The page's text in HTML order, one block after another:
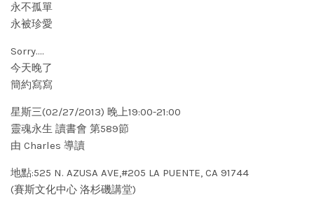
永不孤單
永被珍愛
Sorry….
今天晚了
簡約寫寫
星斯三(02/27/2013) 晚上19:00-21:00
靈魂永生 讀書會 第589節
由 Charles 導讀
地點:525 N. AZUSA AVE,#205 LA PUENTE, CA 91744
(賽斯文化中心 洛杉磯講堂)